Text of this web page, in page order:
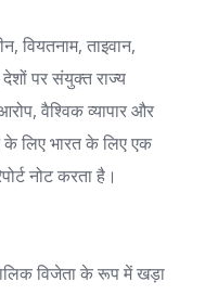
वियतनाम, ताइवान,
पर संयुक्त राज्य
वैश्विक व्यापार और
के लिए भारत के लिए एक
नोट करता है।
विजेता के रूप में खड़ा